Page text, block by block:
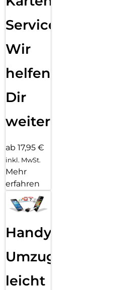
Service:
Wir
helfen
Dir
weiter
ab 17,95 €
inkl. MwSt.
Mehr
erfahren
Handy
Umzug
leicht